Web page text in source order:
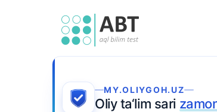
MY.OLIYGOH.UZ
Oliy ta‘lim sari